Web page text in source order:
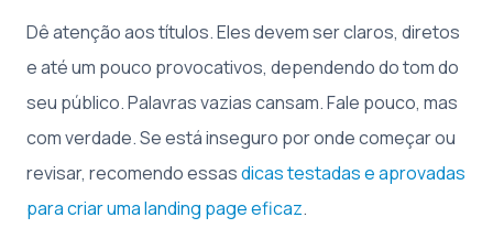
Dê atenção aos títulos. Eles devem ser claros, diretos
e até um pouco provocativos, dependendo do tom do
seu público. Palavras vazias cansam. Fale pouco, mas
com verdade. Se está inseguro por onde começar ou
revisar, recomendo essasdicas testadas e aprovadas
para criar uma landing page eficaz.